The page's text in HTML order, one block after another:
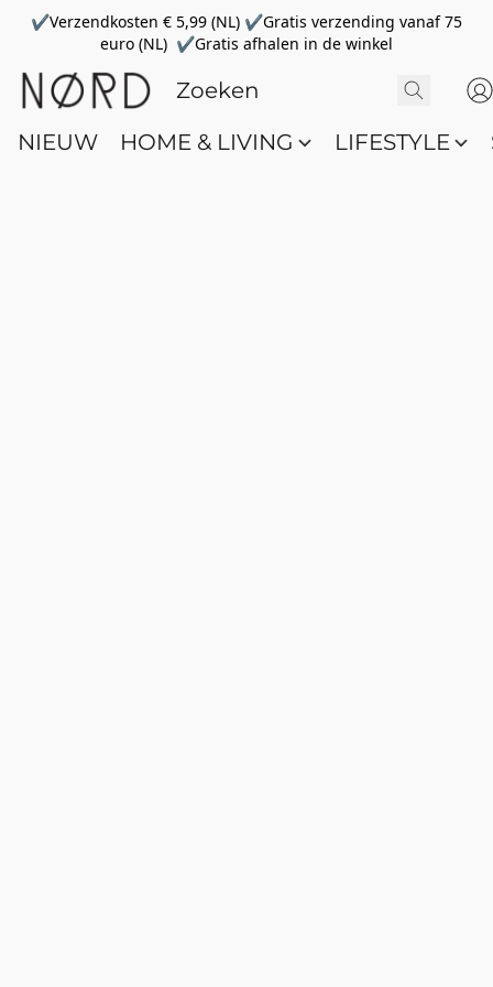
✔Verzendkosten € 5,99 (NL) ✔Gratis verzending vanaf 75
euro (NL) ✔Gratis afhalen in de winkel
NIEUW HOME & LIVING LIFESTYLE